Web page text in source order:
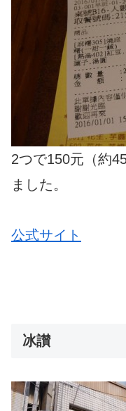
2つで150元（約
ました。
公式サイト
冰讃